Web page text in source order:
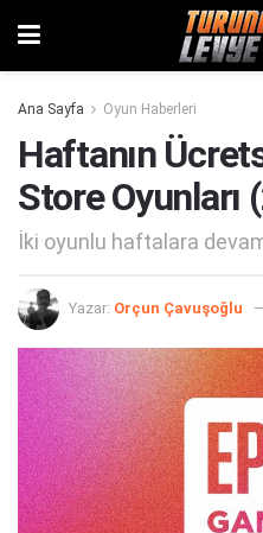
Ana Sayfa Oyun Haberleri
Haftanın
Store Oyunları
İki oyunlu haftalara
Yazar: Orçun Çavuşoğlu